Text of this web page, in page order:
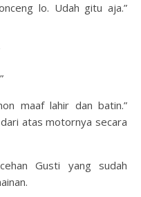
lo. Udah gitu aja.”
maaf lahir dan batin.”
atas motornya secara
Gusti yang sudah